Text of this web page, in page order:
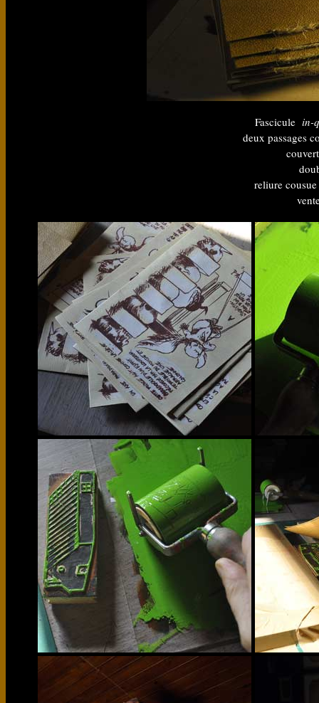
Fascicule in-
deux passages
reliure